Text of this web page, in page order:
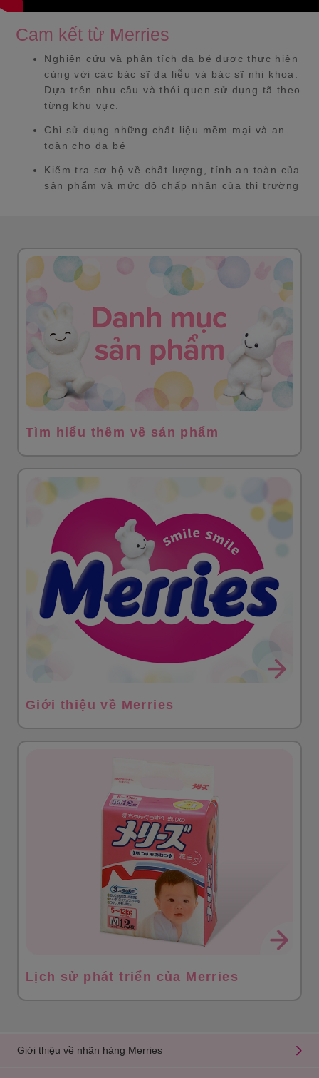
Cam kết từ Merries
Nghiên cứu và phân tích da bé được thực hiện
cùng với các bác sĩ da liễu và bác sĩ nhi khoa.
Dựa trên nhu cầu và thói quen sử dụng tã theo
từng khu vực.
Chỉ sử dụng những chất liệu mềm mại và an
toàn cho da bé
Kiểm tra sơ bộ về chất lượng, tính an toàn của
sản phẩm và mức độ chấp nhận của thị trường
Tìm hiểu thêm về sản phẩm
Giới thiệu về Merries
Lịch sử phát triển của Merries
Giới thiệu về nhãn hàng Merries